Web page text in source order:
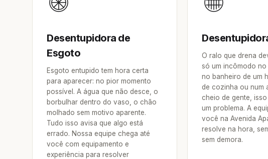
Desentupidora de
Esgoto
Esgoto entupido tem hora certa
para aparecer: no pior momento
possível. A água que não desce, o
borbulhar dentro do vaso, o chão
molhado sem motivo aparente.
Tudo isso avisa que algo está
errado. Nossa equipe chega até
você com equipamento e
experiência para resolver
O ralo que drena
só um incômodo
no banheiro de um
de cozinha ou num
cheio de gente,
um problema. A
você na Avenida
resolve na hora,
sem demora.